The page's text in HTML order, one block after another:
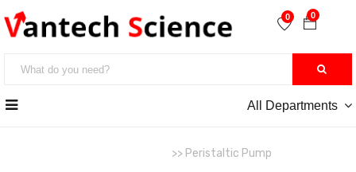
0
0
All Departments
>> Peristaltic Pump